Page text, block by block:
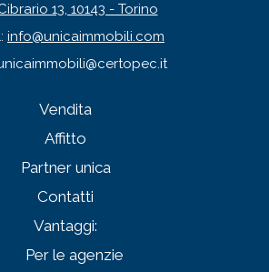
13, 10143 - Torino
info@unicaimmobili.com
Vendita
Affitto
Partner unica
Contatti
Vantaggi:
Per le agenzie